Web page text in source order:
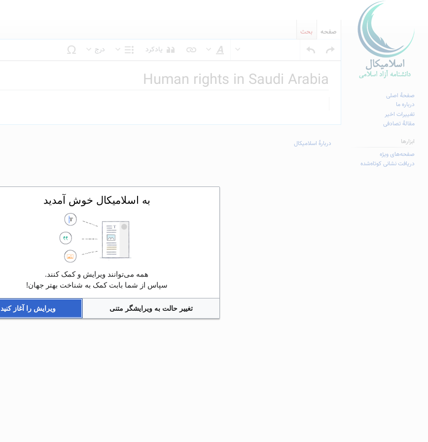
یادکرد
درج
Human rights in Saudi Arabia
ناوبری
جستجو
صفحه بحث
صفحهٔ اصلی
درباره ما
تغییرات اخیر
مقالهٔ تصادفی
ابزارها
صفحه‌های ویژه
دریافت نشانی کوتاه‌شده
دربارهٔ اسلامیکال
به اسلامیکال خوش آمدید
همه می‌توانند ویرایش و کمک کنند.
سپاس از شما بابت کمک به شناخت بهتر جهان!
تغییر حالت به ویرایشگر متنی ویرایش را آغاز کنید